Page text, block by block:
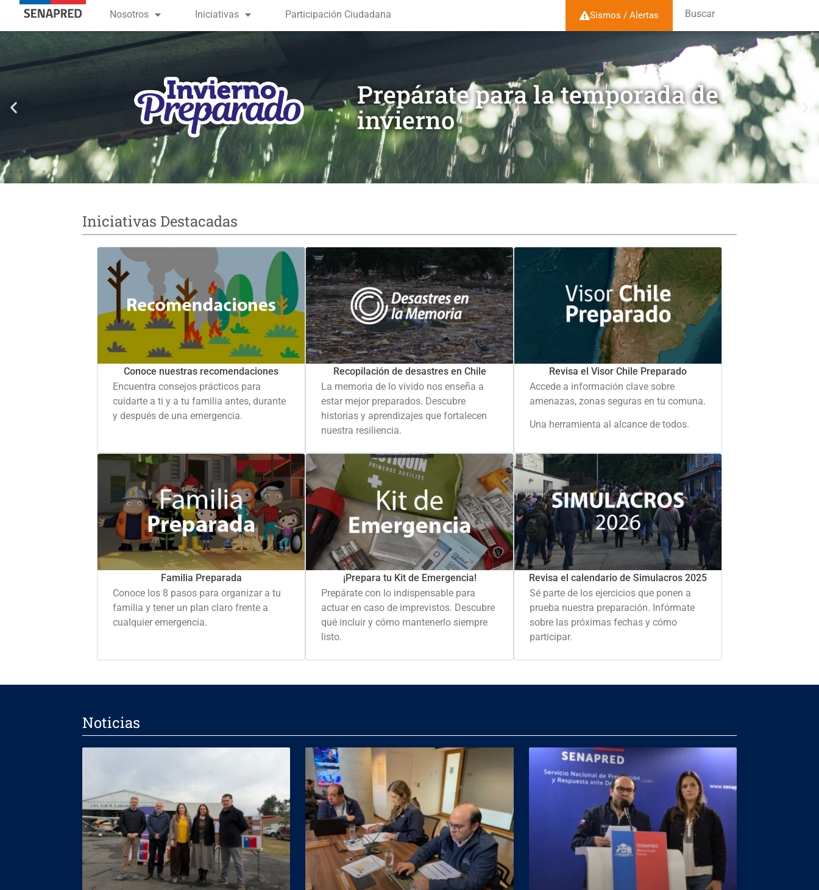
contenido
Nosotros Iniciativas Participación Ciudadana Sismos / Alertas Buscar
Prepárate para la temporada de
invierno
Iniciativas Destacadas
Conoce nuestras recomendaciones
Encuentra consejos prácticos para
cuidarte a ti y a tu familia antes, durante
y después de una emergencia.
Recopilación de desastres en Chile
La memoria de lo vivido nos enseña a
estar mejor preparados. Descubre
historias y aprendizajes que fortalecen
nuestra resiliencia.
Revisa el Visor Chile Preparado
Accede a información clave sobre
amenazas, zonas seguras en tu comuna.
Una herramienta al alcance de todos.
Familia Preparada
Conoce los 8 pasos para organizar a tu
familia y tener un plan claro frente a
cualquier emergencia.
¡Prepara tu Kit de Emergencia!
Prepárate con lo indispensable para
actuar en caso de imprevistos. Descubre
qué incluir y cómo mantenerlo siempre
listo.
Revisa el calendario de Simulacros 2025
Sé parte de los ejercicios que ponen a
prueba nuestra preparación. Infórmate
sobre las próximas fechas y cómo
participar.
Noticias